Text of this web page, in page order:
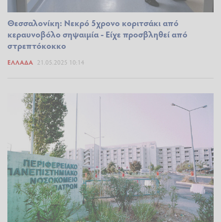
Θεσσαλονίκη: Νεκρό 5χρονο κοριτσάκι από
κεραυνοβόλο σηψαιμία - Είχε προσβληθεί από
στρεπτόκοκκο
ΕΛΛΆΔΑ 21.05.2025 10:14